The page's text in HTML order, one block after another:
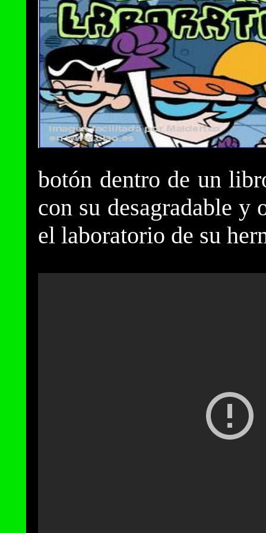
botón dentro de un
con su desagradable y
el laboratorio de su